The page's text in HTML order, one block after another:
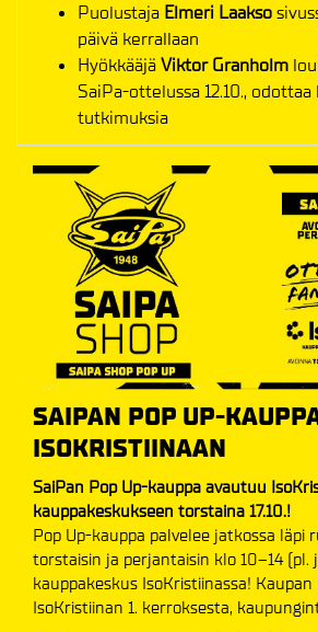
Puolustaja Elmeri Laakso
päivä kerrallaan
HyökkääjäViktor Granholm
SaiPa-ottelussa 12.10., odottaa
tutkimuksia
SAIPAN POP UP-
ISOKRISTIINAAN
SaiPan Pop Up-kauppa avautuu
kauppakeskukseen torstaina 17.10.!
Pop Up-kauppa palvelee jatkossa läpi
torstaisin ja perjantaisin klo 10–14 (pl.
kauppakeskus IsoKristiinassa!
IsoKristiinan 1. kerroksesta,